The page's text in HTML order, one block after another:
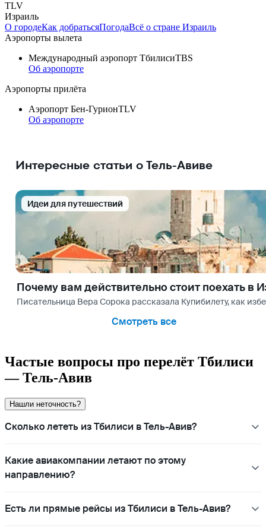
TLV
Израиль
О городеКак добратьсяПогодаВсё о стране Израиль
Аэропорты вылета
Международный аэропорт ТбилисиTBS
Об аэропорте
Аэропорты прилёта
Аэропорт Бен-ГурионTLV
Об аэропорте
Интересные статьи о Тель-Авиве
Идеи для путешествий
Почему вам действительно стоит поехать в
Писательница Вера Сорока рассказала Купибилету, как
Смотреть все
Частые вопросы про перелёт Тбилиси
— Тель-Авив
Нашли неточность?
Сколько лететь из Тбилиси в Тель-Авив?
Какие авиакомпании летают по этому
направлению?
Есть ли прямые рейсы из Тбилиси в Тель-Авив?